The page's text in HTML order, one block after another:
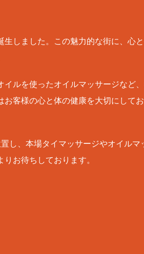
しました。この魅力的な街に、心
ルを使ったオイルマッサージなど
客様の心と体の健康を大切にして
し、本場タイマッサージやオイル
お待ちしております。